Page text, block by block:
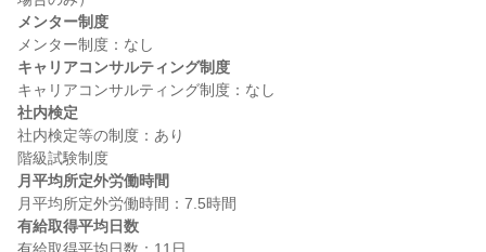
メンター制度
キャリアコンサルティング制度
社内検定
社内検定等の制度：あり
月平均所定外労働時間
有給取得平均日数